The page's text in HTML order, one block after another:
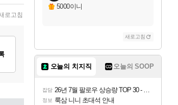
로고침
5000이니
새로고침
오늘의 치지직 오늘의 SOOP
잡담 26년 7월 팔로우 상승량 TOP 30 - 월간 치지직
정보 룩삼 니니 초대석 안내